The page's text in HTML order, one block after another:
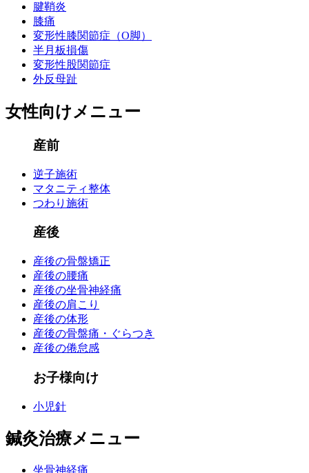
腱鞘炎
膝痛
変形性膝関節症（O脚）
半月板損傷
変形性股関節症
外反母趾
女性向けメニュー
産前
逆子施術
マタニティ整体
つわり施術
産後
産後の骨盤矯正
産後の腰痛
産後の坐骨神経痛
産後の肩こり
産後の体形
産後の骨盤痛・ぐらつき
産後の倦怠感
お子様向け
小児針
鍼灸治療メニュー
坐骨神経痛